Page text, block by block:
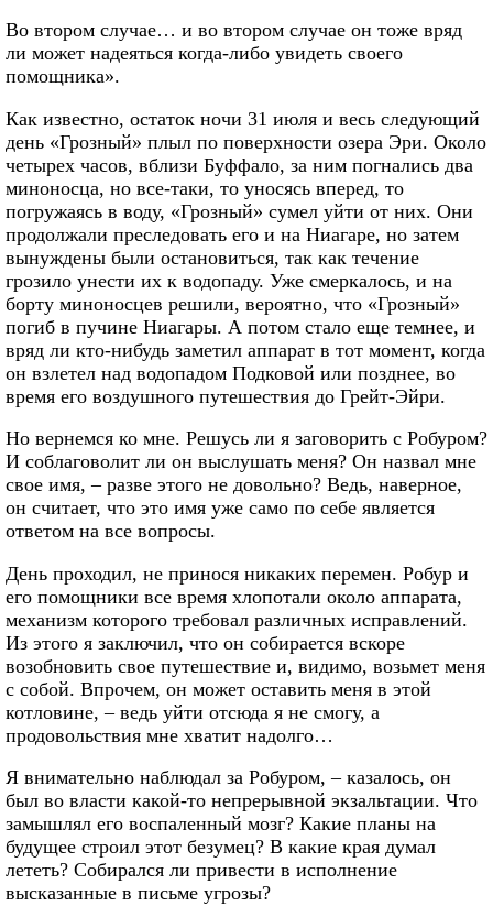
Во втором случае… и во втором случае он тоже вряд
ли может надеяться когда-либо увидеть своего
помощника».
Как известно, остаток ночи 31 июля и весь следующий
день «Грозный» плыл по поверхности озера Эри. Около
четырех часов, вблизи Буффало, за ним погнались два
миноносца, но все-таки, то уносясь вперед, то
погружаясь в воду, «Грозный» сумел уйти от них. Они
продолжали преследовать его и на Ниагаре, но затем
вынуждены были остановиться, так как течение
грозило унести их к водопаду. Уже смеркалось, и на
борту миноносцев решили, вероятно, что «Грозный»
погиб в пучине Ниагары. А потом стало еще темнее, и
вряд ли кто-нибудь заметил аппарат в тот момент, когда
он взлетел над водопадом Подковой или позднее, во
время его воздушного путешествия до Грейт-Эйри.
Но вернемся ко мне. Решусь ли я заговорить с Робуром?
И соблаговолит ли он выслушать меня? Он назвал мне
свое имя, – разве этого не довольно? Ведь, наверное,
он считает, что это имя уже само по себе является
ответом на все вопросы.
День проходил, не принося никаких перемен. Робур и
его помощники все время хлопотали около аппарата,
механизм которого требовал различных исправлений.
Из этого я заключил, что он собирается вскоре
возобновить свое путешествие и, видимо, возьмет меня
с собой. Впрочем, он может оставить меня в этой
котловине, – ведь уйти отсюда я не смогу, а
продовольствия мне хватит надолго…
Я внимательно наблюдал за Робуром, – казалось, он
был во власти какой-то непрерывной экзальтации. Что
замышлял его воспаленный мозг? Какие планы на
будущее строил этот безумец? В какие края думал
лететь? Собирался ли привести в исполнение
высказанные в письме угрозы?